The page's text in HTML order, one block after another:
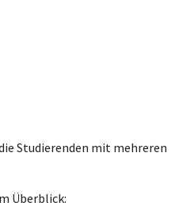
Studierenden mit mehreren
Überblick: